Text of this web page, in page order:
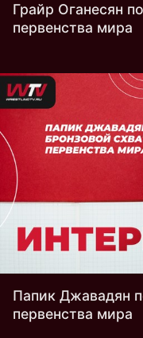
Грайр Оганесян
первенства мира
Папик Джавадян
первенства мира